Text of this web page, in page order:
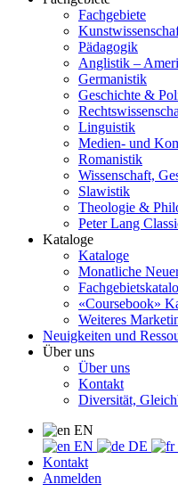
Fachgebiete
Pädagogik
Anglistik –
Germanistik
Geschichte &
Linguistik
Medien- und
Romanistik
Wissenschaft,
Slawistik
Theologie &
Peter Lang
Kataloge
Kataloge
Monatliche
«Coursebook»
Weiteres
Neuigkeiten und
Über uns
Über uns
Kontakt
Diversität,
EN
EN
DE
Kontakt
Anmelden